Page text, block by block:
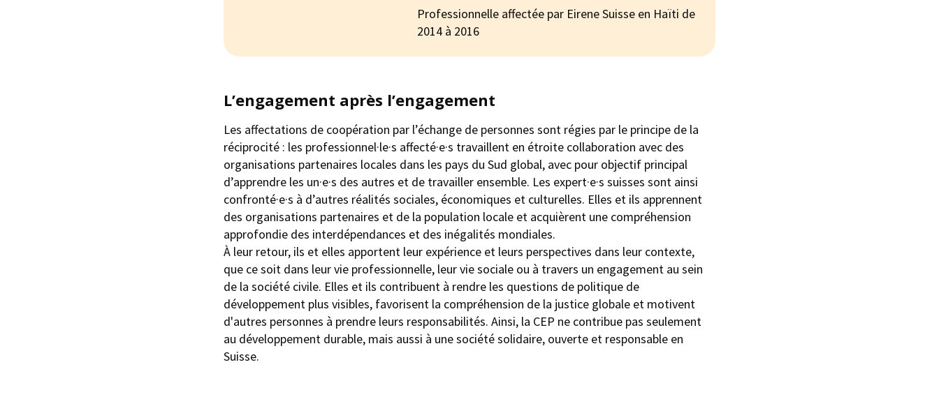
Professionnelle affectée par Eirene Suisse en Haïti de
2014 à 2016
L’engagement après l’engagement
Les affectations de coopération par l’échange de personnes sont régies par le principe de la
réciprocité : les professionnel·le·s affecté·e·s travaillent en étroite collaboration avec des
organisations partenaires locales dans les pays du Sud global, avec pour objectif principal
d’apprendre les un·e·s des autres et de travailler ensemble. Les expert·e·s suisses sont ainsi
confronté·e·s à d’autres réalités sociales, économiques et culturelles. Elles et ils apprennent
des organisations partenaires et de la population locale et acquièrent une compréhension
approfondie des interdépendances et des inégalités mondiales.
À leur retour, ils et elles apportent leur expérience et leurs perspectives dans leur contexte,
que ce soit dans leur vie professionnelle, leur vie sociale ou à travers un engagement au sein
de la société civile. Elles et ils contribuent à rendre les questions de politique de
développement plus visibles, favorisent la compréhension de la justice globale et motivent
d'autres personnes à prendre leurs responsabilités. Ainsi, la CEP ne contribue pas seulement
au développement durable, mais aussi à une société solidaire, ouverte et responsable en
Suisse.